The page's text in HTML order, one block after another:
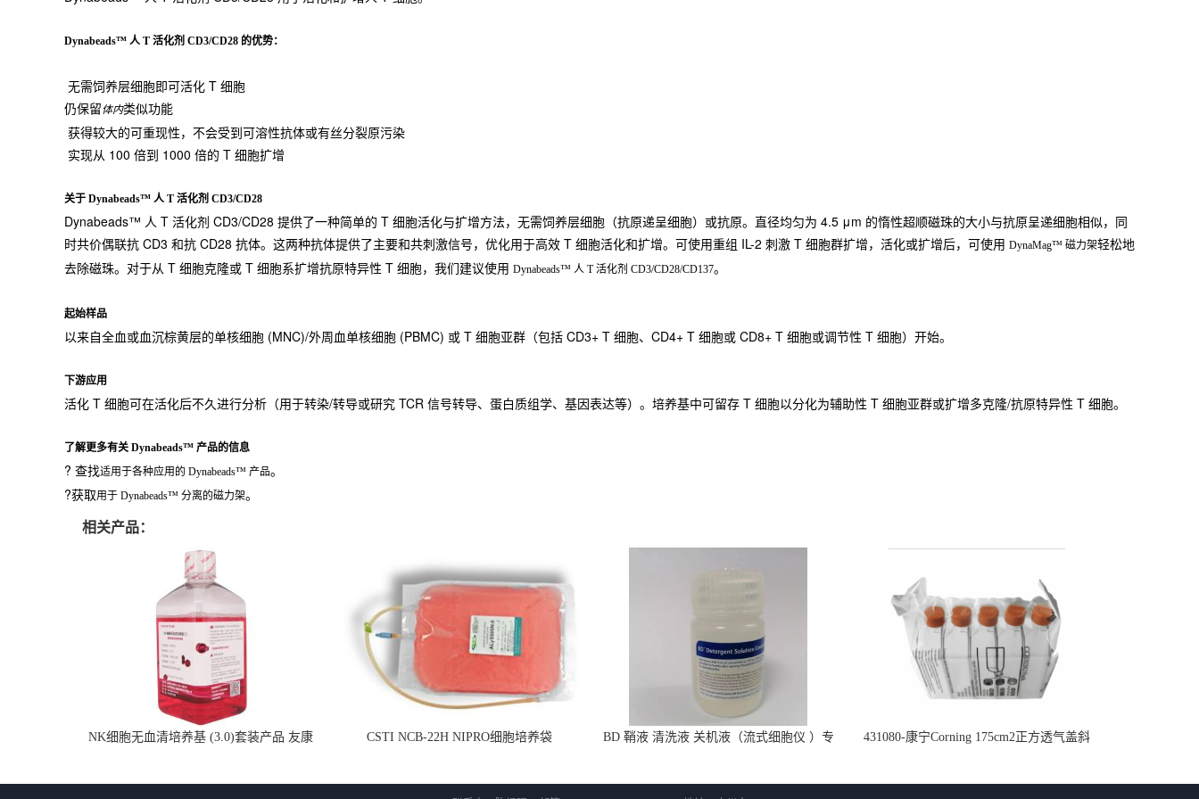
Dynabeads™ 人 T 活化剂 CD3/CD28 的优势：
无需饲养层细胞即可活化 T 细胞
仍保留体内类似功能
获得较大的可重现性，不会受到可溶性抗体或有丝分裂原污染
实现从 100 倍到 1000 倍的 T 细胞扩增
关于 Dynabeads™ 人 T 活化剂 CD3/CD28
Dynabeads™ 人 T 活化剂 CD3/CD28 提供了一种简单的 T 细胞活化与扩增方法，无需饲养层细胞（抗原递呈细胞）或抗原。直径均匀为 4.5 μm 的惰性超顺磁珠的大小与抗原呈递细胞相似，同
时共价偶联抗 CD3 和抗 CD28 抗体。这两种抗体提供了主要和共刺激信号，优化用于高效 T 细胞活化和扩增。可使用重组 IL-2 刺激 T 细胞群扩增，活化或扩增后，可使用 DynaMag™ 磁力架轻松地
去除磁珠。对于从 T 细胞克隆或 T 细胞系扩增抗原特异性 T 细胞，我们建议使用 Dynabeads™ 人 T 活化剂 CD3/CD28/CD137。
起始样品
以来自全血或血沉棕黄层的单核细胞 (MNC)/外周血单核细胞 (PBMC) 或 T 细胞亚群（包括 CD3+ T 细胞、CD4+ T 细胞或 CD8+ T 细胞或调节性 T 细胞）开始。
下游应用
活化 T 细胞可在活化后不久进行分析（用于转染/转导或研究 TCR 信号转导、蛋白质组学、基因表达等）。培养基中可留存 T 细胞以分化为辅助性 T 细胞亚群或扩增多克隆/抗原特异性 T 细胞。
了解更多有关 Dynabeads™ 产品的信息
? 查找适用于各种应用的 Dynabeads™ 产品。
?获取用于 Dynabeads™ 分离的磁力架。
相关产品：
NK细胞无血清培养基 (3.0)套装产品 友康
CSTI NCB-22H NIPRO细胞培养袋
BD 鞘液 清洗液 关机液（流式细胞仪 ）专
431080-康宁Corning 175cm2正方透气盖斜